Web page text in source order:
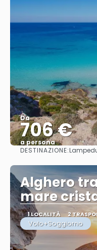
Da
706 €
a persona
DESTINAZIONE:
Alghero
mare
1 LOCALITÀ 2
Volo+Soggiorno